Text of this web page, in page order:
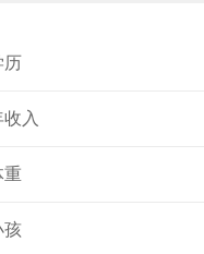
历
收入
重
孩